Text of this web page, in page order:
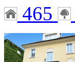
465